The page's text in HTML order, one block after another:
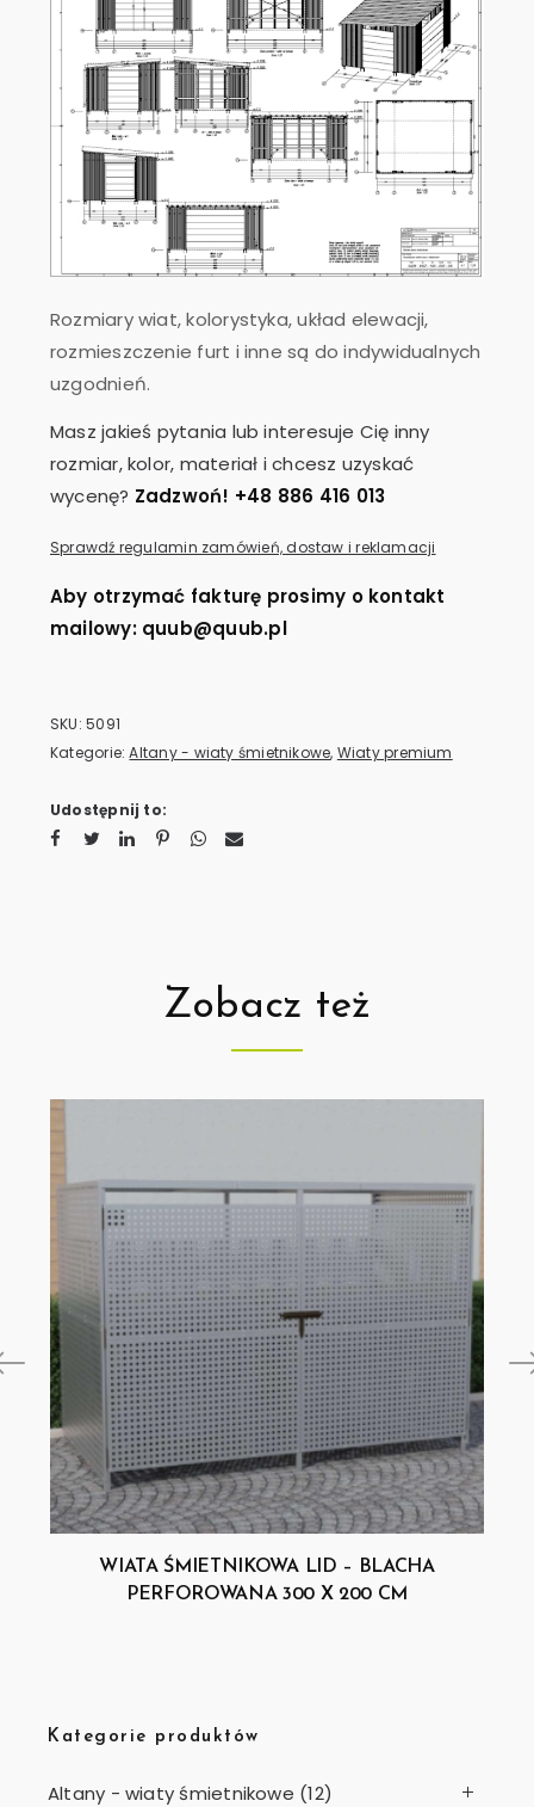
Rozmiary wiat, kolorystyka, układ elewacji,
rozmieszczenie furt i inne są do indywidualnych
uzgodnień.
Masz jakieś pytania lub interesuje Cię inny
rozmiar, kolor, materiał i chcesz uzyskać
wycenę? Zadzwoń! +48 886 416 013
Sprawdź regulamin zamówień, dostaw i reklamacji
Aby otrzymać fakturę prosimy o kontakt
mailowy: quub@quub.pl
SKU:5091
Kategorie:Altany - wiaty śmietnikowe, Wiaty premium
Udostępnij to:
Zobacz też
WIATA ŚMIETNIKOWA LID – BLACHA
PERFOROWANA 300 X 200 CM
Kategorie produktów
Altany - wiaty śmietnikowe (12)